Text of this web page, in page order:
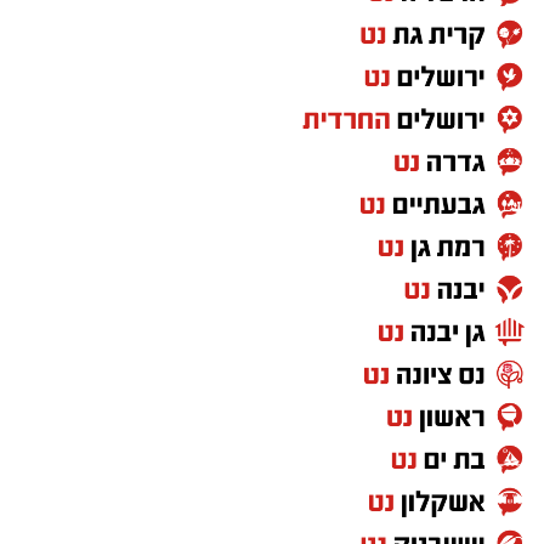
המופלאות ביותר. במהלך הסיור המודרך הם יפגשו
את בעלי החיים הפעילים בשעות החשיכה, ילמדו
כיצד הם שורדים בתנאי המדבר הליליים ויקבלו
הצצה בלעדית לדרך ההישרדות הייחודית שלהם.
החוויה כוללת גם גילוי של סודות המדבר לאחר
השקיעה, כאשר המשתתפים ייצאו לחיפוש עקרבים
מרתק באמצעות פנסי אולטרה סגול. בסיום המסע
הלילי, כל משתתף ייהנה מארוחה קלה הכוללת
פיתה עם לאבנה או שוקולד ושתייה קרה, אשר
כלולים במחיר הכרטיס.
סיורי הלילה של מדבריום יתקיימו לאורך כל חודש
אוגוסט, בימי שלישי וחמישי, ויספקו הזדמנות
נהדרת לבילוי משפחתי בשעות הקרירות יותר של
ימי הקיץ.